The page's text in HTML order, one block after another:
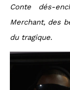
Conte dés-
Merchant, des
du tragique.